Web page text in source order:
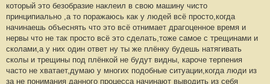
который это безобразие наклеил в свою машину чисто
принципиально ,а то поражаюсь как у людей всё просто,когда
начинаешь объеснять что это всё отнимает драгоценное время и
нервы что не так просто всё это сделать,тоже самое с трещинами и
сколами,а у них один ответ ну ты же плёнку будешь натягивать
сколы и трещины под плёнкой не будут видны, кароче терпения
часто не хватает,думаю у многих подобные ситуации,когда люди из
за не понимания данного процесса начинают выводить из себя